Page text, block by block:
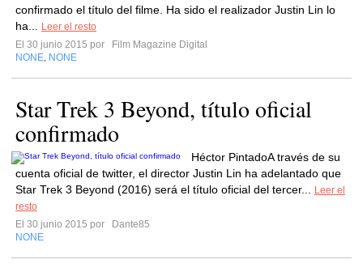
confirmado el título del filme. Ha sido el realizador Justin Lin lo
ha...
Leer el resto
El 30 junio 2015 por
Film Magazine Digital
NONE NONE
Star Trek 3 Beyond, título oficial
confirmado
Héctor PintadoA través de su
cuenta oficial de twitter, el director Justin Lin ha adelantado que
Star Trek 3 Beyond (2016) será el título oficial del tercer...
Leer el
resto
El 30 junio 2015 por
Dante85
NONE